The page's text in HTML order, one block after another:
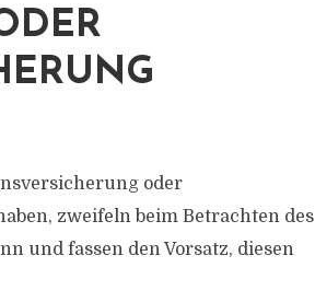
oder
zweifeln beim Betrachten des
und fassen den Vorsatz, diesen